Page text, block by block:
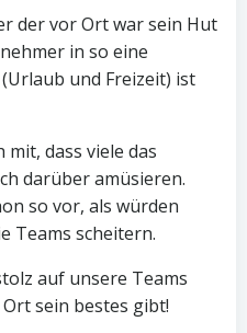
der vor Ort war sein Hut
in so eine
und Freizeit) ist
dass viele das
darüber amüsieren.
so vor, als würden
Teams scheitern.
auf unsere Teams
sein bestes gibt!